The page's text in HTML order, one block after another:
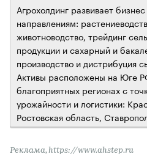
Агрохолдинг развивает
направлениям:
животноводство, трейдинг
продукции и сахарный и
производство и дистрибуция
Активы расположены на Юге
благоприятных регионах с
урожайности и логистики:
Ростовская область,
Реклама, https://www.ahstep.ru